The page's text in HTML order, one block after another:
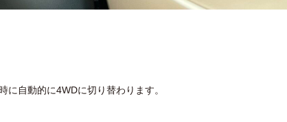
自動的に4WDに切り替わります。